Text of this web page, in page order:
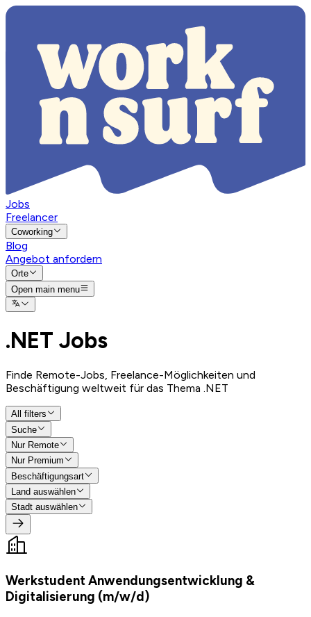
Jobs
Freelancer
Coworking
Blog
Angebot anfordern
Orte
Open main menu
.NET Jobs
Finde Remote-Jobs, Freelance-Möglichkeiten und
Beschäftigung weltweit für das Thema .NET
All filters
Suche
Nur Remote
Nur Premium
Beschäftigungsart
Land auswählen
Stadt auswählen
Werkstudent Anwendungsentwicklung &
Digitalisierung (m/w/d)